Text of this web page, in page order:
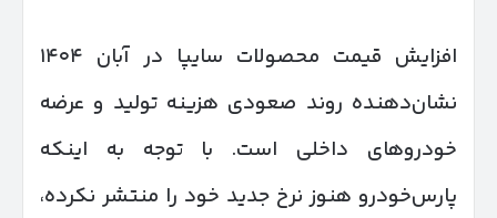
افزایش قیمت محصولات سایپا در آبان ۱۴۰۴
نشان‌دهنده روند صعودی هزینه تولید و عرضه
خودروهای داخلی است. با توجه به اینکه
پارس‌خودرو هنوز نرخ جدید خود را منتشر نکرده،